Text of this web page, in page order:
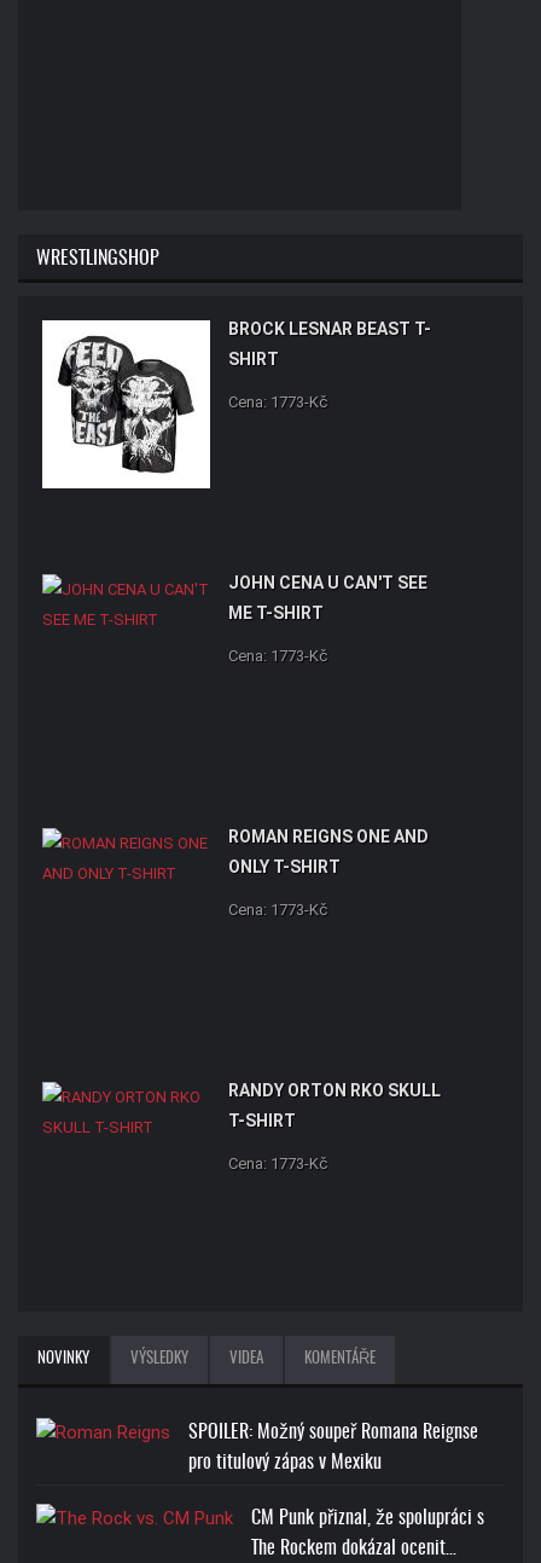
WRESTLINGSHOP
BROCK LESNAR BEAST T-
SHIRT
Cena: 1773-Kč
JOHN CENA U CAN'T SEE
ME T-SHIRT
Cena: 1773-Kč
ROMAN REIGNS ONE AND
ONLY T-SHIRT
Cena: 1773-Kč
RANDY ORTON RKO SKULL
T-SHIRT
Cena: 1773-Kč
NOVINKY VÝSLEDKY VIDEA KOMENTÁŘE
SPOILER: Možný soupeř Romana Reignse
pro titulový zápas v Mexiku
CM Punk přiznal, že spolupráci s
The Rockem dokázal ocenit…